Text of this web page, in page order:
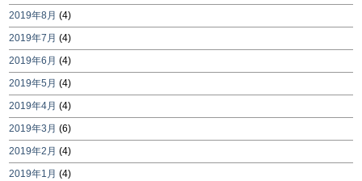
2019年8月 (4)
2019年7月 (4)
2019年6月 (4)
2019年5月 (4)
2019年4月 (4)
2019年3月 (6)
2019年2月 (4)
2019年1月 (4)